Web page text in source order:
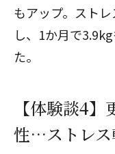
もアップ。スト
し、1か月で
た。
【体験談4
性…ストレス